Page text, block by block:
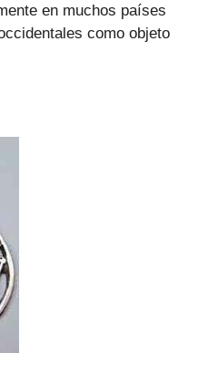
en muchos países
como objeto